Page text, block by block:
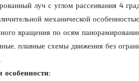
луч с углом рассеивания 4
механической
вращения по осям
плавные схемы движения без